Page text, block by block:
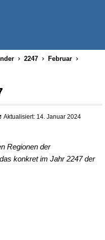
2247
Februar
Aktualisiert: 14. Januar 2024
Regionen der
konkret im Jahr 2247 der